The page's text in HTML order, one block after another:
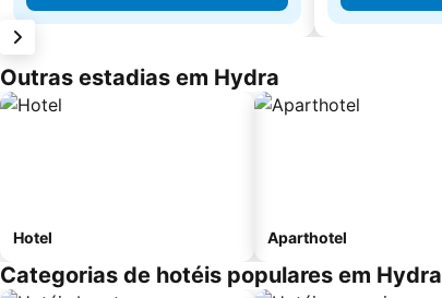
Outras estadias em Hydra
Hotel Aparthotel
Categorias de hotéis populares em Hydra